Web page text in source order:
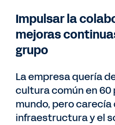
Impulsar la
mejoras
grupo
La empresa quería
cultura común en
mundo, pero carecía
infraestructura y el